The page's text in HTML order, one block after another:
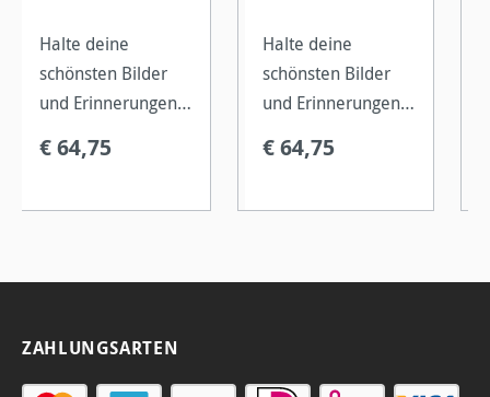
Halte deine
schönsten Bilder
und Erinnerungen
dein eigenes
€ 64,75
Halte deine
schönsten Bilder
und Erinnerungen
dein eigenes
€ 64,75
ZAHLUNGSARTEN